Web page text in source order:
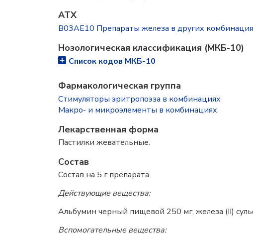
ATX
B03AE10 Препараты железа в других
Нозологическая классификация (МКБ-10)
Список кодов МКБ-10
Фармакологическая группа
Стимуляторы эритропоэза в комбинациях
Макро- и микроэлементы в комбинациях
Лекарственная форма
Пастилки жевательные.
Состав
Состав на 5 г препарата
Действующие вещества:
Альбумин черный пищевой 250 мг, железа (II)
Вспомогательные вещества: